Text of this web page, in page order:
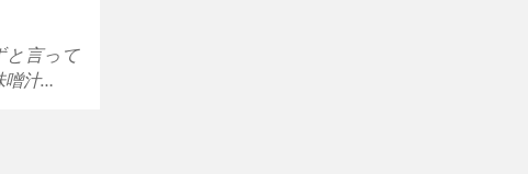
と言って
噌汁…